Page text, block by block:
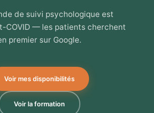
de suivi psychologique est
COVID — les patients cherchent
premier sur Google.
Voir mes disponibilités
Voir la formation